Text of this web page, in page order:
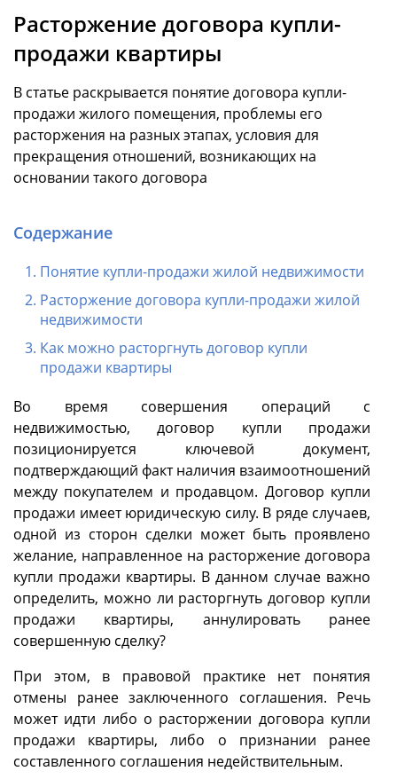
Расторжение договора купли-
продажи квартиры
В статье раскрывается понятие договора купли-
продажи жилого помещения, проблемы его
расторжения на разных этапах, условия для
прекращения отношений, возникающих на
основании такого договора
Содержание
Понятие купли-продажи жилой недвижимости
Расторжение договора купли-продажи жилой
недвижимости
Как можно расторгнуть договор купли
продажи квартиры
Во время совершения операций с
недвижимостью, договор купли продажи
позиционируется ключевой документ,
подтверждающий факт наличия взаимоотношений
между покупателем и продавцом. Договор купли
продажи имеет юридическую силу. В ряде случаев,
одной из сторон сделки может быть проявлено
желание, направленное на расторжение договора
купли продажи квартиры. В данном случае важно
определить, можно ли расторгнуть договор купли
продажи квартиры, аннулировать ранее
совершенную сделку?
При этом, в правовой практике нет понятия
отмены ранее заключенного соглашения. Речь
может идти либо о расторжении договора купли
продажи квартиры, либо о признании ранее
составленного соглашения недействительным.